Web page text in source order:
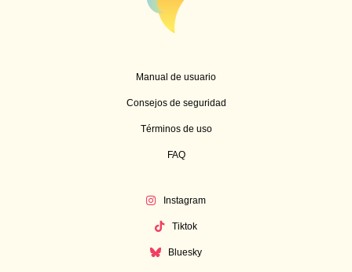
Manual de usuario
Consejos de seguridad
Términos de uso
FAQ
Instagram
Tiktok
Bluesky